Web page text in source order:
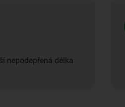
nepodepřená délka